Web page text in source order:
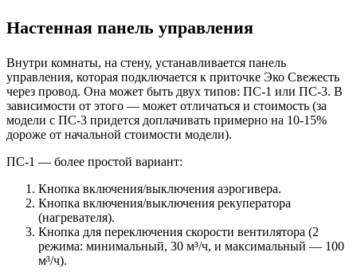
Настенная панель управления
Внутри комнаты, на стену, устанавливается панель
управления, которая подключается к приточке Эко Свежесть
через провод. Она может быть двух типов: ПС-1 или ПС-3. В
зависимости от этого — может отличаться и стоимость (за
модели с ПС-3 придется доплачивать примерно на 10-15%
дороже от начальной стоимости модели).
ПС-1 — более простой вариант:
Кнопка включения/выключения аэрогивера.
Кнопка включения/выключения рекуператора
(нагревателя).
Кнопка для переключения скорости вентилятора (2
режима: минимальный, 30 м³/ч, и максимальный — 100
м³/ч).